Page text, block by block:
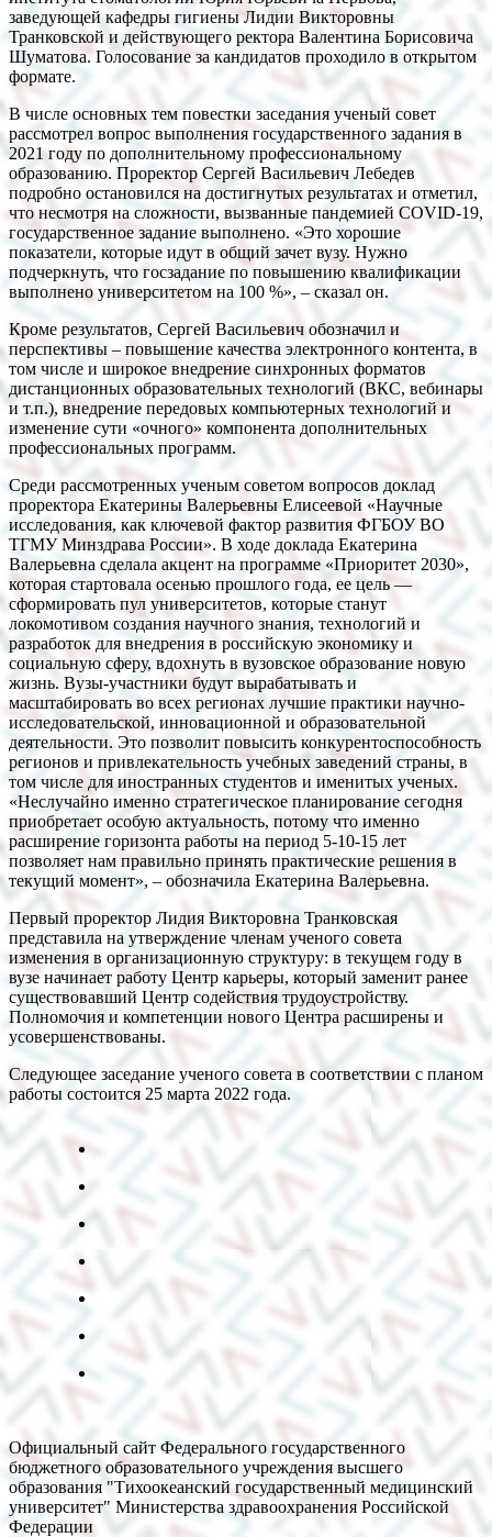
заведующей кафедры гигиены Лидии Викторовны
Транковской и действующего ректора Валентина Борисовича
Шуматова. Голосование за кандидатов проходило в открытом
формате.
В числе основных тем повестки заседания ученый совет
рассмотрел вопрос выполнения государственного задания в
2021 году по дополнительному профессиональному
образованию. Проректор Сергей Васильевич Лебедев
подробно остановился на достигнутых результатах и отметил,
что несмотря на сложности, вызванные пандемией COVID-19,
государственное задание выполнено. «Это хорошие
показатели, которые идут в общий зачет вузу. Нужно
подчеркнуть, что госзадание по повышению квалификации
выполнено университетом на 100 %», – сказал он.
Кроме результатов, Сергей Васильевич обозначил и
перспективы – повышение качества электронного контента, в
том числе и широкое внедрение синхронных форматов
дистанционных образовательных технологий (ВКС, вебинары
и т.п.), внедрение передовых компьютерных технологий и
изменение сути «очного» компонента дополнительных
профессиональных программ.
Среди рассмотренных ученым советом вопросов доклад
проректора Екатерины Валерьевны Елисеевой «Научные
исследования, как ключевой фактор развития ФГБОУ ВО
ТГМУ Минздрава России». В ходе доклада Екатерина
Валерьевна сделала акцент на программе «Приоритет 2030»,
которая стартовала осенью прошлого года, ее цель —
сформировать пул университетов, которые станут
локомотивом создания научного знания, технологий и
разработок для внедрения в российскую экономику и
социальную сферу, вдохнуть в вузовское образование новую
жизнь. Вузы-участники будут вырабатывать и
масштабировать во всех регионах лучшие практики научно-
исследовательской, инновационной и образовательной
деятельности. Это позволит повысить конкурентоспособность
регионов и привлекательность учебных заведений страны, в
том числе для иностранных студентов и именитых ученых.
«Неслучайно именно стратегическое планирование сегодня
приобретает особую актуальность, потому что именно
расширение горизонта работы на период 5-10-15 лет
позволяет нам правильно принять практические решения в
текущий момент», – обозначила Екатерина Валерьевна.
Первый проректор Лидия Викторовна Транковская
представила на утверждение членам ученого совета
изменения в организационную структуру: в текущем году в
вузе начинает работу Центр карьеры, который заменит ранее
существовавший Центр содействия трудоустройству.
Полномочия и компетенции нового Центра расширены и
усовершенствованы.
Следующее заседание ученого совета в соответствии с планом
работы состоится 25 марта 2022 года.
Официальный сайт Федерального государственного
бюджетного образовательного учреждения высшего
образования "Тихоокеанский государственный медицинский
университет" Министерства здравоохранения Российской
Федерации